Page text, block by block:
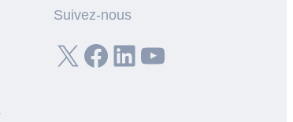
Suivez-nous
X Facebook LinkedIn YouTube